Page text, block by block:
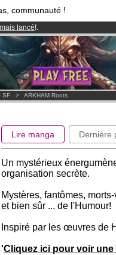
communauté !
lancé!.
& Mangas!
3.95 eurospar mois !Clique ici
SF > ARKHAM Roots
Lire manga Dernière
Un mystérieux
organisation secrète.
Mystères, fantômes,
et bien sûr ... de l'Humour!
Inspiré par les œuvres de
'Cliquez ici pour voir